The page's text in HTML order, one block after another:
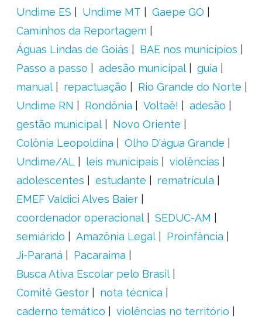
Undime ES
Undime MT
Gaepe GO
Caminhos da Reportagem
Águas Lindas de Goiás
BAE nos municípios
Passo a passo
adesão municipal
guia
manual
repactuação
Rio Grande do Norte
Undime RN
Rondônia Voltaê!
adesão
gestão municipal
Novo Oriente
Colônia Leopoldina
Olho D'água Grande
Undime/AL
leis municipais
violências
adolescentes
estudante
rematrícula
EMEF Valdici Alves Baier
coordenador operacional
SEDUC-AM
semiárido
Amazônia Legal
Proinfância
Ji-Paraná
Pacaraima
Busca Ativa Escolar pelo Brasil
Comitê Gestor
nota técnica
caderno temático
violências no território